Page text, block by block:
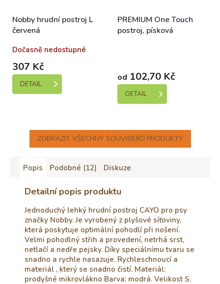
Nobby hrudní postroj L
červená
Dočasně nedostupné
307 Kč
DETAIL
PREMIUM One Touch
postroj, písková
od 102,70 Kč
DETAIL
ZOBRAZIT VŠECHNY SOUVISEJÍCÍ PRODUKTY
Popis Podobné (12) Diskuze
Detailní popis produktu
Jednoduchý lehký hrudní postroj CAYO pro psy
značky Nobby. Je vyrobený z plyšové síťoviny,
která poskytuje optimální pohodlí při nošení.
Velmi pohodlný střih a provedení, netrhá srst,
netlačí a nedře pejsky. Díky speciálnímu tvaru se
snadno a rychle nasazuje. Rychleschnoucí a
materiál , který se snadno čistí. Materiál:
prodyšné mikrovlákno Barva: modrá. Velikost S.